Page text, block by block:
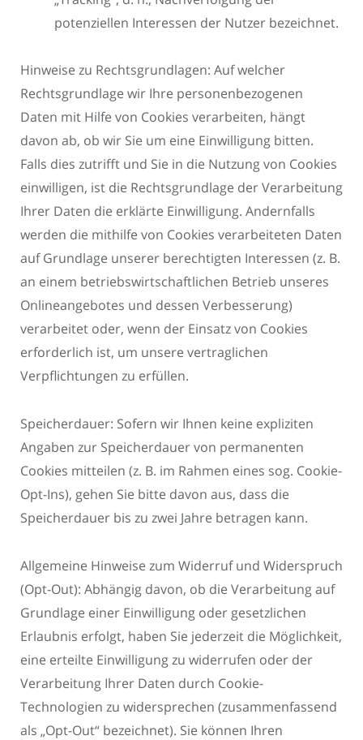
potenziellen Interessen der Nutzer bezeichnet.
Hinweise zu Rechtsgrundlagen: Auf welcher
Rechtsgrundlage wir Ihre personenbezogenen
Daten mit Hilfe von Cookies verarbeiten, hängt
davon ab, ob wir Sie um eine Einwilligung bitten.
Falls dies zutrifft und Sie in die Nutzung von Cookies
einwilligen, ist die Rechtsgrundlage der Verarbeitung
Ihrer Daten die erklärte Einwilligung. Andernfalls
werden die mithilfe von Cookies verarbeiteten Daten
auf Grundlage unserer berechtigten Interessen (z. B.
an einem betriebswirtschaftlichen Betrieb unseres
Onlineangebotes und dessen Verbesserung)
verarbeitet oder, wenn der Einsatz von Cookies
erforderlich ist, um unsere vertraglichen
Verpflichtungen zu erfüllen.
Speicherdauer: Sofern wir Ihnen keine expliziten
Angaben zur Speicherdauer von permanenten
Cookies mitteilen (z. B. im Rahmen eines sog. Cookie-
Opt-Ins), gehen Sie bitte davon aus, dass die
Speicherdauer bis zu zwei Jahre betragen kann.
Allgemeine Hinweise zum Widerruf und Widerspruch
(Opt-Out): Abhängig davon, ob die Verarbeitung auf
Grundlage einer Einwilligung oder gesetzlichen
Erlaubnis erfolgt, haben Sie jederzeit die Möglichkeit,
eine erteilte Einwilligung zu widerrufen oder der
Verarbeitung Ihrer Daten durch Cookie-
Technologien zu widersprechen (zusammenfassend
als „Opt-Out“ bezeichnet). Sie können Ihren